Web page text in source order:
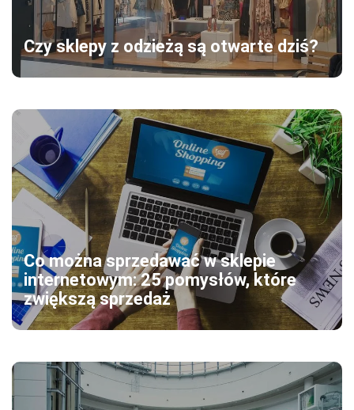
Czy sklepy z odzieżą są otwarte dziś?
Co można sprzedawać w sklepie
internetowym: 25 pomysłów, które
zwiększą sprzedaż